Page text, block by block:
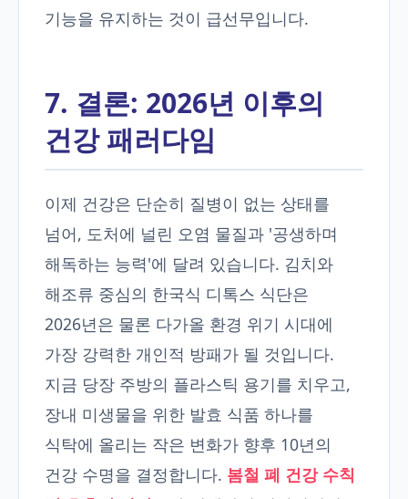
기능을 유지하는 것이 급선무입니다.
7. 결론: 2026년 이후의
건강 패러다임
이제 건강은 단순히 질병이 없는 상태를
넘어, 도처에 널린 오염 물질과 '공생하며
해독하는 능력'에 달려 있습니다. 김치와
해조류 중심의 한국식 디톡스 식단은
2026년은 물론 다가올 환경 위기 시대에
가장 강력한 개인적 방패가 될 것입니다.
지금 당장 주방의 플라스틱 용기를 치우고,
장내 미생물을 위한 발효 식품 하나를
식탁에 올리는 작은 변화가 향후 10년의
건강 수명을 결정합니다. 봄철 폐 건강 수칙